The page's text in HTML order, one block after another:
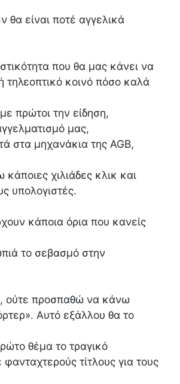
είναι ποτέ αγγελικά
που θα μας κάνει να
κοινό πόσο καλά
πρώτοι την είδηση,
μας,
στα μηχανάκια της AGB,
χιλιάδες κλικ και
υπολογιστές.
κάποια όρια που κανείς
το σεβασμό στην
ούτε προσπαθώ να κάνω
Αυτό εξάλλου θα το
θέμα το τραγικό
τίτλους για τους